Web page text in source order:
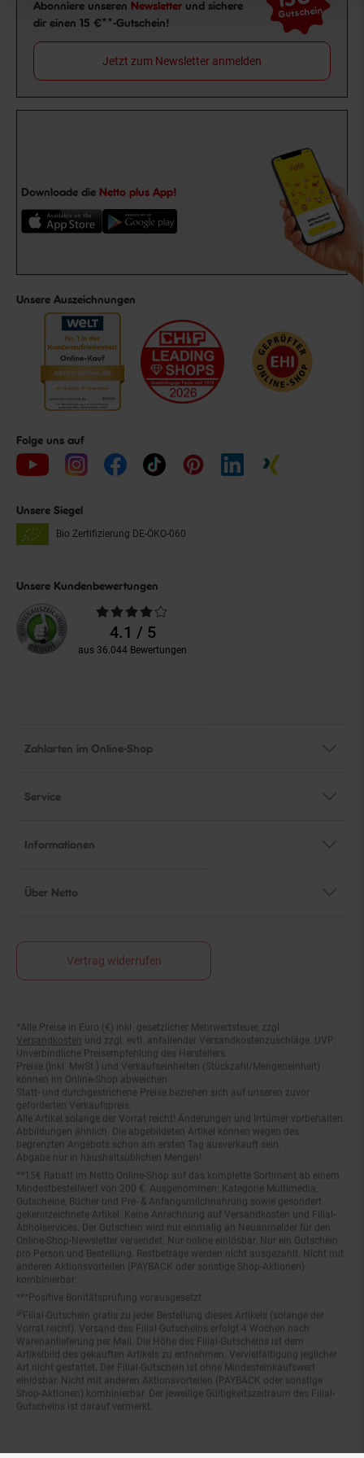
Abonniere unseren Newsletter und sichere
dir einen 15 €**-Gutschein!
Gutschein
Jetzt zum Newsletter anmelden
Downloade die Netto plus App!
Unsere Auszeichnungen
Folge uns auf
Unsere Siegel
Bio Zertifizierung DE-ÖKO-060
Unsere Kundenbewertungen
Durchschnittliche
Bewertungen4.1 / 5
aus 36.044 Bewertungen
Zahlarten im Online-Shop
Service
Informationen
Über Netto
Vertrag widerrufen
Fußnoten
Versandkosten und zzgl. evtl. anfallender Versandkostenzuschläge. UVP:
Unverbindliche Preisempfehlung des Herstellers.
Preise (inkl. MwSt.) und Verkaufseinheiten (Stückzahl/Mengeneinheit)
können im Online-Shop abweichen.
Statt- und durchgestrichene Preise beziehen sich auf unseren zuvor
geforderten Verkaufspreis.
Alle Artikel solange der Vorrat reicht! Änderungen und Irrtümer vorbehalten.
Abbildungen ähnlich. Die abgebildeten Artikel können wegen des
begrenzten Angebots schon am ersten Tag ausverkauft sein.
Abgabe nur in haushaltsüblichen Mengen!
Mindestbestellwert von 200 €. Ausgenommen: Kategorie Multimedia,
Gutscheine, Bücher und Pre- & Anfangsmilchnahrung sowie gesondert
gekennzeichnete Artikel. Keine Anrechnung auf Versandkosten und Filial-
Abholservices. Der Gutschein wird nur einmalig an Neuanmelder für den
Online-Shop-Newsletter versendet. Nur online einlösbar. Nur ein Gutschein
pro Person und Bestellung. Restbeträge werden nicht ausgezahlt. Nicht mit
anderen Aktionsvorteilen (PAYBACK oder sonstige Shop-Aktionen)
kombinierbar.
Vorrat reicht). Versand des Filial-Gutscheins erfolgt 4 Wochen nach
Warenanlieferung per Mail. Die Höhe des Filial-Gutscheins ist dem
Artikelbild des gekauften Artikels zu entnehmen. Vervielfältigung jeglicher
Art nicht gestattet. Der Filial-Gutschein ist ohne Mindesteinkaufswert
einlösbar. Nicht mit anderen Aktionsvorteilen (PAYBACK oder sonstige
Shop-Aktionen) kombinierbar. Der jeweilige Gültigkeitszeitraum des Filial-
Gutscheins ist darauf vermerkt.